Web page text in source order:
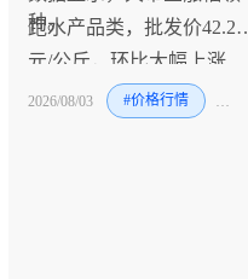
种。
跑水产品类，批发价42.27
元/公斤，环比大幅上涨
6.1%；白鲢鱼、鲫鱼同步
2026/08/03 #价格行情